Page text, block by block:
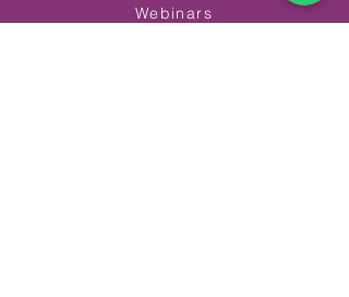
Webinars